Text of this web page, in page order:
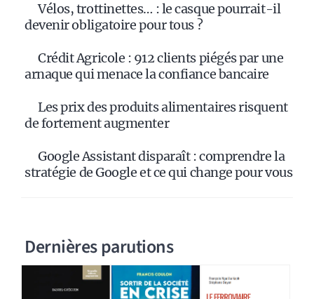
Vélos, trottinettes… : le casque pourrait-il
devenir obligatoire pour tous ?
Crédit Agricole : 912 clients piégés par une
arnaque qui menace la confiance bancaire
Les prix des produits alimentaires risquent
de fortement augmenter
Google Assistant disparaît : comprendre la
stratégie de Google et ce qui change pour vous
Dernières parutions